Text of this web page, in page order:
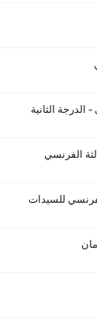
الدرجة الثانية
الفرنسي
للسيدات